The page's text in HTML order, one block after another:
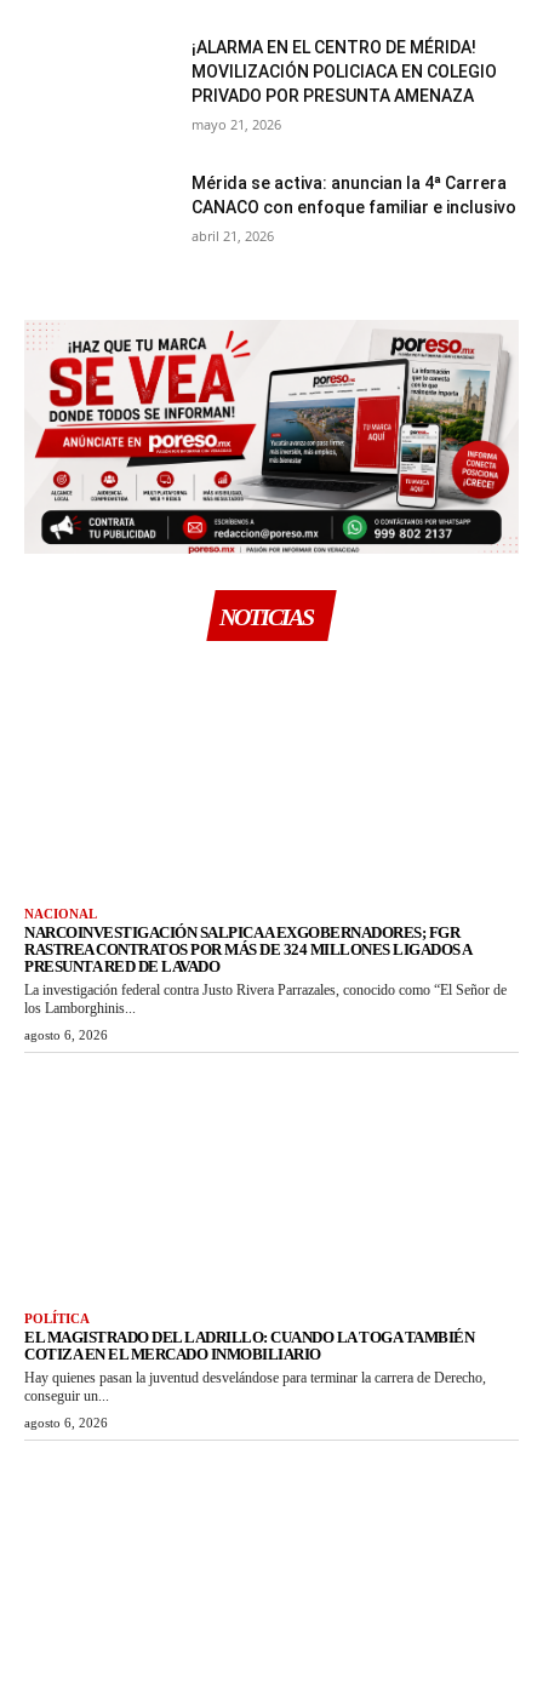
¡ALARMA EN EL CENTRO DE MÉRIDA!
MOVILIZACIÓN POLICIACA EN COLEGIO
PRIVADO POR PRESUNTA AMENAZA
mayo 21, 2026
Mérida se activa: anuncian la 4ª Carrera
CANACO con enfoque familiar e inclusivo
abril 21, 2026
NOTICIAS
NACIONAL
NARCOINVESTIGACIÓN SALPICA A EXGOBERNADORES; FGR
RASTREA CONTRATOS POR MÁS DE 324 MILLONES LIGADOS A
PRESUNTA RED DE LAVADO
La investigación federal contra Justo Rivera Parrazales, conocido como “El Señor de
los Lamborghinis...
agosto 6, 2026
POLÍTICA
EL MAGISTRADO DEL LADRILLO: CUANDO LA TOGA TAMBIÉN
COTIZA EN EL MERCADO INMOBILIARIO
Hay quienes pasan la juventud desvelándose para terminar la carrera de Derecho,
conseguir un...
agosto 6, 2026